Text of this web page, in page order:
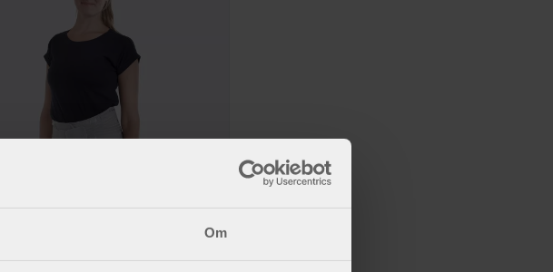
Om
ryggstöd
med elastiska sidoband.